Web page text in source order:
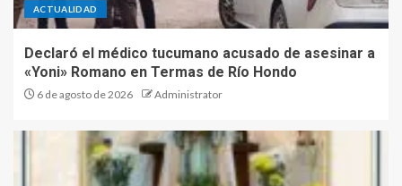
ACTUALIDAD
Declaró el médico tucumano acusado de asesinar a
«Yoni» Romano en Termas de Río Hondo
6 de agosto de 2026 Administrator